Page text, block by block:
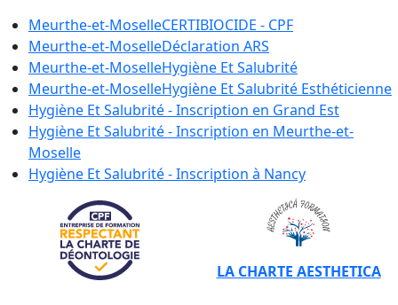
Meurthe-et-MoselleCERTIBIOCIDE - CPF
Meurthe-et-MoselleDéclaration ARS
Meurthe-et-MoselleHygiène Et Salubrité
Meurthe-et-MoselleHygiène Et Salubrité Esthéticienne
Hygiène Et Salubrité - Inscription en Grand Est
Hygiène Et Salubrité - Inscription en Meurthe-et-
Moselle
Hygiène Et Salubrité - Inscription à Nancy
LA CHARTE AESTHETICA